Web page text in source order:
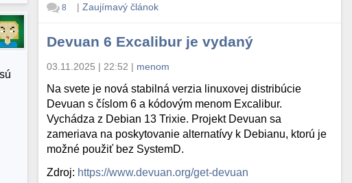
8 | Zaujímavý článok
Devuan 6 Excalibur je vydaný
03.11.2025 | 22:52 | menom
Na svete je nová stabilná verzia linuxovej distribúcie
Devuan s číslom 6 a kódovým menom Excalibur.
Vychádza z Debian 13 Trixie. Projekt Devuan sa
zameriava na poskytovanie alternatívy k Debianu, ktorú je
možné použiť bez SystemD.
Zdroj: https://www.devuan.org/get-devuan